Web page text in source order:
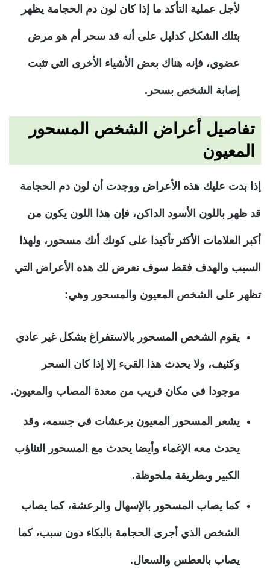
لأجل عملية التأكد ما إذا كان لون دم الحجامة يظهر
بتلك الشكل كدليل على أنه قد سحر أم هو مرض
عضوي، فإنه هناك بعض الأشياء الأخرى التي تثبت
إصابة الشخص بسحر.
تفاصيل أعراض الشخص المسحور
المعيون
إذا بدت عليك هذه الأعراض ووجدت أن لون دم الحجامة
قد ظهر باللون الأسود الداكن، فإن هذا اللون يكون من
أكبر العلامات الأكثر تأكيدا على كونك أنك مسحور، ولهذا
السبب والهدف فقط سوف نعرض لك هذه الأعراض التي
تظهر على الشخص المعيون والمسحور وهي:
يقوم الشخص المسحور بالاستفراغ بشكل غير عادي
وكثيف، ولا يحدث هذا القيء إلا إذا كان السحر
موجودا في مكان قريب من معدة المصاب والمعيون.
يشعر المسحور المعيون برعشات في جسمه، وقد
يحدث معه الإغماء وأيضا يحدث مع المسحور التثاؤب
الكبير وبطريقة ملحوظة.
كما يصاب المسحور بالإسهال والرعشة، كما يصاب
الشخص الذي أجرى الحجامة بالبكاء دون سبب، كما
يصاب بالعطس والسعال.